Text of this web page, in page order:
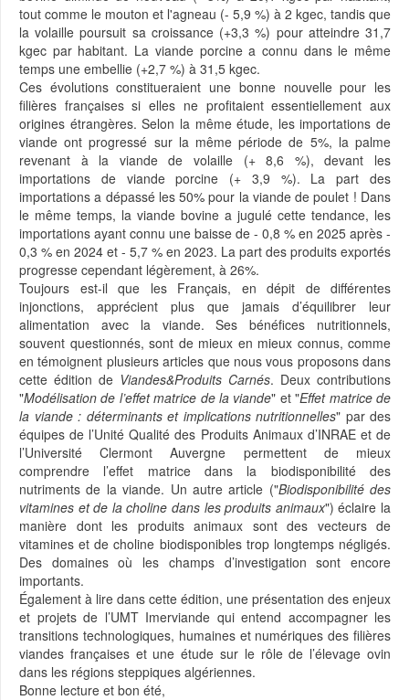
tout comme le mouton et l'agneau (- 5,9 %) à 2 kgec, tandis que
la volaille poursuit sa croissance (+3,3 %) pour atteindre 31,7
kgec par habitant. La viande porcine a connu dans le même
temps une embellie (+2,7 %) à 31,5 kgec.
Ces évolutions constitueraient une bonne nouvelle pour les
filières françaises si elles ne profitaient essentiellement aux
origines étrangères. Selon la même étude, les importations de
viande ont progressé sur la même période de 5%, la palme
revenant à la viande de volaille (+ 8,6 %), devant les
importations de viande porcine (+ 3,9 %). La part des
importations a dépassé les 50% pour la viande de poulet ! Dans
le même temps, la viande bovine a jugulé cette tendance, les
importations ayant connu une baisse de - 0,8 % en 2025 après -
0,3 % en 2024 et - 5,7 % en 2023. La part des produits exportés
progresse cependant légèrement, à 26%.
Toujours est-il que les Français, en dépit de différentes
injonctions, apprécient plus que jamais d’équilibrer leur
alimentation avec la viande. Ses bénéfices nutritionnels,
souvent questionnés, sont de mieux en mieux connus, comme
en témoignent plusieurs articles que nous vous proposons dans
cette édition de Viandes&Produits Carnés. Deux contributions
"Modélisation de l’effet matrice de la viande" et "Effet matrice de
la viande : déterminants et implications nutritionnelles" par des
équipes de l’Unité Qualité des Produits Animaux d’INRAE et de
l’Université Clermont Auvergne permettent de mieux
comprendre l’effet matrice dans la biodisponibilité des
nutriments de la viande. Un autre article ("Biodisponibilité des
vitamines et de la choline dans les produits animaux") éclaire la
manière dont les produits animaux sont des vecteurs de
vitamines et de choline biodisponibles trop longtemps négligés.
Des domaines où les champs d’investigation sont encore
importants.
Également à lire dans cette édition, une présentation des enjeux
et projets de l’UMT Imerviande qui entend accompagner les
transitions technologiques, humaines et numériques des filières
viandes françaises et une étude sur le rôle de l’élevage ovin
dans les régions steppiques algériennes.
Bonne lecture et bon été,